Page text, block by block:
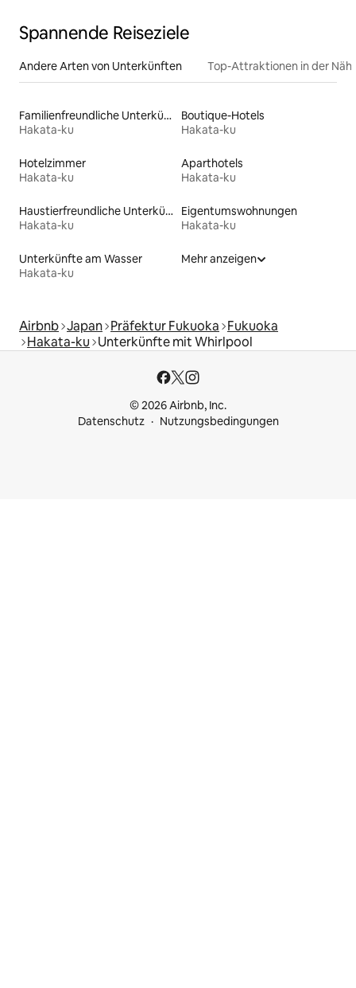
Spannende Reiseziele
Andere Arten von Unterkünften Top-Attraktionen in der
Familienfreundliche Unterkünfte
Hakata-ku
Boutique-Hotels
Hakata-ku
Hotelzimmer
Hakata-ku
Aparthotels
Hakata-ku
Haustierfreundliche Unterkünfte
Hakata-ku
Eigentumswohnungen
Hakata-ku
Unterkünfte am Wasser
Hakata-ku
Mehr anzeigen
Airbnb Japan Präfektur Fukuoka Fukuoka
Hakata-ku Unterkünfte mit Whirlpool
© 2026 Airbnb, Inc.
Datenschutz
Nutzungsbedingungen